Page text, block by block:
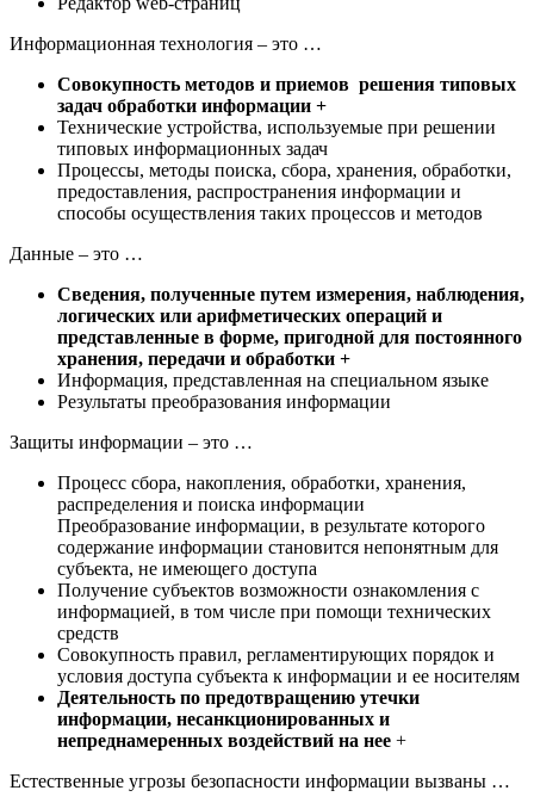
Информационная технология – это …
Совокупность методов и приемов решения типовых
задач обработки информации +
Технические устройства, используемые при решении
типовых информационных задач
Процессы, методы поиска, сбора, хранения, обработки,
предоставления, распространения информации и
способы осуществления таких процессов и методов
Данные – это …
Сведения, полученные путем измерения, наблюдения,
логических или арифметических операций и
представленные в форме, пригодной для постоянного
хранения, передачи и обработки +
Информация, представленная на специальном языке
Результаты преобразования информации
Защиты информации – это …
Процесс сбора, накопления, обработки, хранения,
распределения и поиска информации
Преобразование информации, в результате которого
содержание информации становится непонятным для
субъекта, не имеющего доступа
Получение субъектов возможности ознакомления с
информацией, в том числе при помощи технических
средств
Совокупность правил, регламентирующих порядок и
условия доступа субъекта к информации и ее носителям
Деятельность по предотвращению утечки
информации, несанкционированных и
непреднамеренных воздействий на нее +
Естественные угрозы безопасности информации вызваны …